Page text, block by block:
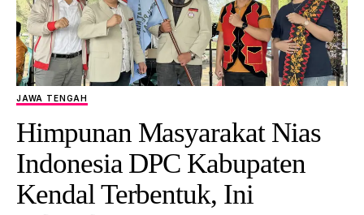
JAWA TENGAH
Himpunan Masyarakat Nias
Indonesia DPC Kabupaten
Kendal Terbentuk, Ini